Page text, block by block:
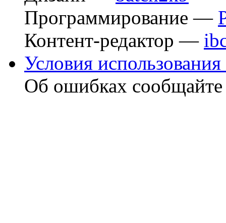
Программирование —
Контент-редактор —
Условия использования
Об ошибках